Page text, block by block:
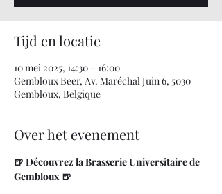
Tijd en locatie
10 mei 2025, 14:30 – 16:00
Gembloux Beer, Av. Maréchal Juin 6, 5030
Gembloux, Belgique
Over het evenement
🍺 Découvrez la Brasserie Universitaire de
Gembloux 🍺